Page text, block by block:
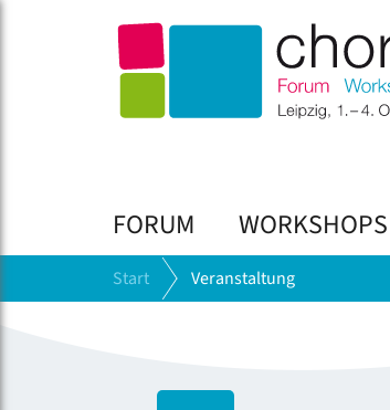
FORUM WORKSHOPS
Start Veranstaltung